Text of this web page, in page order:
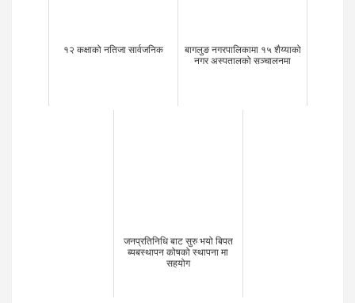
१२ कक्षाको नतिजा सार्वजनिक
बागलुङ नगरपालिकामा १५ शैय्याको
नगर अस्पतालको सञ्चालनमा
जनप्रतिनिधि बाट सुरु भयो बिपत
ब्यबस्थापन कोषको स्थापना मा
सहयोग